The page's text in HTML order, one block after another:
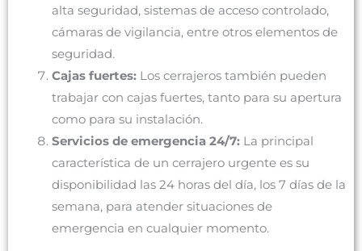
alta seguridad, sistemas de acceso controlado,
cámaras de vigilancia, entre otros elementos de
seguridad.
Cajas fuertes:Los cerrajeros también pueden
trabajar con cajas fuertes, tanto para su apertura
como para su instalación.
Servicios de emergencia 24/7:La principal
característica de un cerrajero urgente es su
disponibilidad las 24 horas del día, los 7 días de la
semana, para atender situaciones de
emergencia en cualquier momento.